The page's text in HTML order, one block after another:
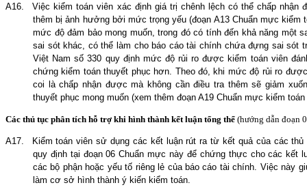
A16.
Việc kiểm toán viên xác định giá trị chênh lệch có thể chấp
thêm bị ảnh hưởng bởi mức trọng yếu (đoạn A13 Chuẩn mực kiểm
mức độ đảm bảo mong muốn, trong đó có tính đến khả năng một
sai sót khác, có thể làm cho báo cáo tài chính chứa đựng sai sót
Việt Nam số 330 quy định mức độ rủi ro được kiểm toán viên
chứng kiểm toán thuyết phục hơn. Theo đó, khi mức độ rủi ro
coi là chấp nhận được mà không cần điều tra thêm sẽ giảm
thuyết phục mong muốn (xem thêm đoạn A19 Chuẩn mực kiểm
Các thủ tục phân tích hỗ trợ khi hình thành kết luận tổng thể (hướng dẫn đoạn 0
A17.
Kiểm toán viên sử dụng các kết luận rút ra từ kết quả của các
quy định tại đoạn 06 Chuẩn mực này để chứng thực cho các kết
các bộ phận hoặc yếu tố riêng lẻ của báo cáo tài chính. Việc này
làm cơ sở hình thành ý kiến kiểm toán.